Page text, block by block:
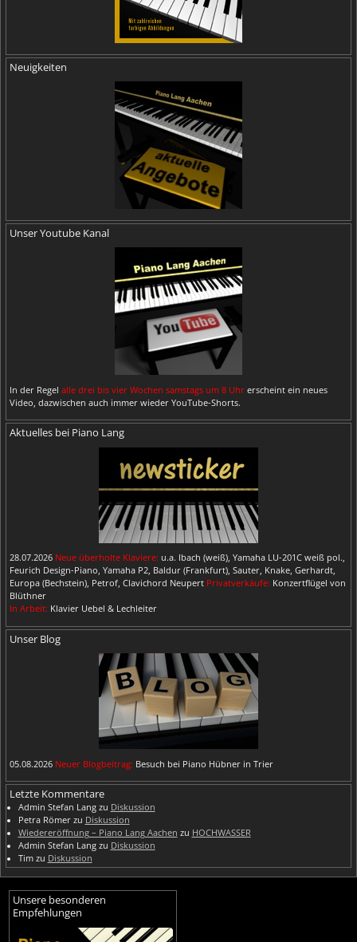
Neuigkeiten
Unser Youtube Kanal
In der Regel alle drei bis vier Wochen samstags um 8 Uhr erscheint ein neues
Video, dazwischen auch immer wieder YouTube-Shorts.
Aktuelles bei Piano Lang
28.07.2026 Neue überholte Klaviere: u.a. Ibach (weiß), Yamaha LU-201C weiß pol.,
Feurich Design-Piano, Yamaha P2, Baldur (Frankfurt), Sauter, Knake, Gerhardt,
Europa (Bechstein), Petrof, Clavichord Neupert Privatverkäufe: Konzertflügel von
Blüthner
In Arbeit: Klavier Uebel & Lechleiter
Unser Blog
05.08.2026 Neuer Blogbeitrag: Besuch bei Piano Hübner in Trier
Letzte Kommentare
Admin Stefan Langzu Diskussion
Petra Römerzu Diskussion
Wiedereröffnung – Piano Lang Aachen zu HOCHWASSER
Admin Stefan Langzu Diskussion
Timzu Diskussion
Unsere besonderen
Empfehlungen